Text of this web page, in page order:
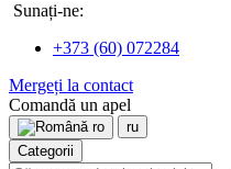
Sunați-ne:
+373 (60) 072284
Mergeți la contact
Comandă un apel
ro
ru
Categorii